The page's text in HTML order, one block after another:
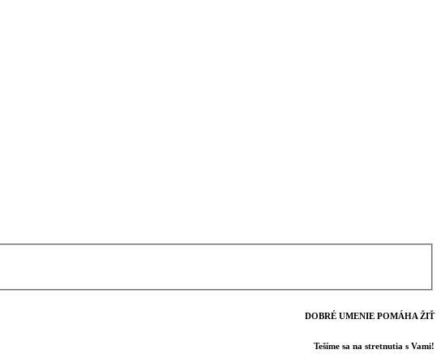
DOBRÉ UMENIE POMÁHA ŽIŤ
Tešíme sa na stretnutia s Vami!